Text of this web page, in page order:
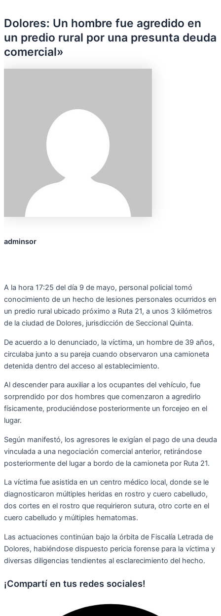
Dolores: Un hombre fue agredido en
un predio rural por una presunta deuda
comercial»
adminsor
A la hora 17:25 del día 9 de mayo, personal policial tomó
conocimiento de un hecho de lesiones personales ocurridos en
un predio rural ubicado próximo a Ruta 21, a unos 3 kilómetros
de la ciudad de Dolores, jurisdicción de Seccional Quinta.
De acuerdo a lo denunciado, la víctima, un hombre de 39 años,
circulaba junto a su pareja cuando observaron una camioneta
detenida dentro del acceso al establecimiento.
Al descender para auxiliar a los ocupantes del vehículo, fue
sorprendido por dos hombres que comenzaron a agredirlo
físicamente, produciéndose posteriormente un forcejeo en el
lugar.
Según manifestó, los agresores le exigían el pago de una deuda
vinculada a una negociación comercial anterior, retirándose
posteriormente del lugar a bordo de la camioneta por Ruta 21.
La víctima fue asistida en un centro médico local, donde se le
diagnosticaron múltiples heridas en rostro y cuero cabelludo,
dos cortes en el rostro que requirieron sutura, otro corte en el
cuero cabelludo y múltiples hematomas.
Las actuaciones continúan bajo la órbita de Fiscalía Letrada de
Dolores, habiéndose dispuesto pericia forense para la víctima y
diversas diligencias tendientes al esclarecimiento del hecho.
¡Compartí en tus redes sociales!